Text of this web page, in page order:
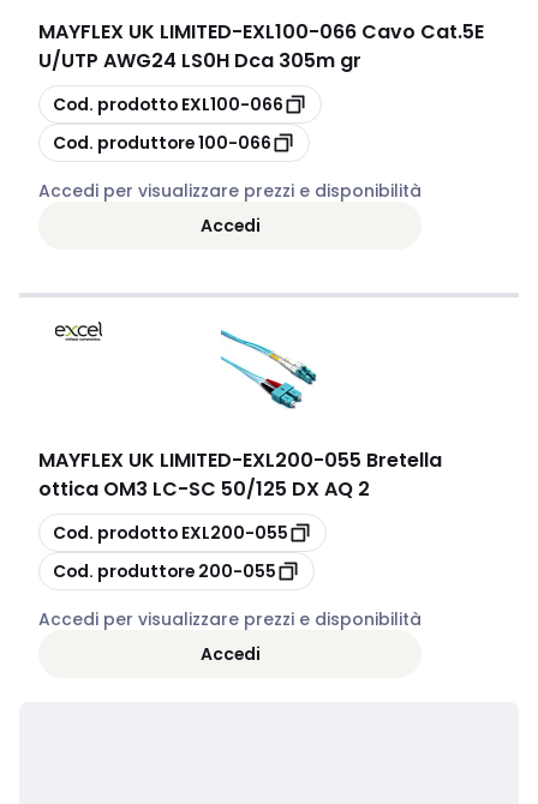
MAYFLEX UK LIMITED-EXL100-066 Cavo Cat.5E
U/UTP AWG24 LS0H Dca 305m gr
copia
Cod. prodotto EXL100-066
copia
Cod. produttore100-066
Accedi per visualizzare prezzi e disponibilità
Accedi
MAYFLEX UK LIMITED-EXL200-055 Bretella
ottica OM3 LC-SC 50/125 DX AQ 2
copia
Cod. prodotto EXL200-055
copia
Cod. produttore 200-055
Accedi per visualizzare prezzi e disponibilità
Accedi